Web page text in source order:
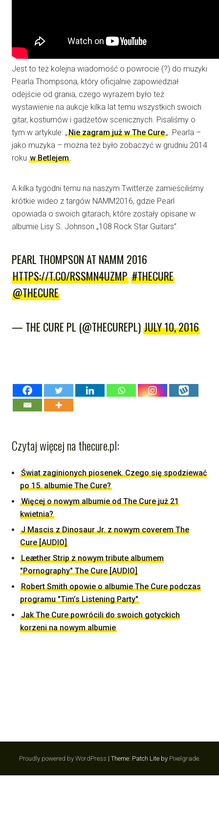
Jest to też kolejna wiadomość o powrocie (?) do muzyki
Pearla Thompsona, który oficjalnie zapowiedział
odejście od grania, czego wyrazem było też
wystawienie na aukcje kilka lat temu wszystkich swoich
gitar, kostiumów i gadżetów scenicznych. Pisaliśmy o
tym w artykule: „Nie zagram już w The Cure„. Pearla –
jako muzyka – można też było zobaczyć w grudniu 2014
roku w Betlejem
A kilka tygodni temu na naszym Twitterze zamieściliśmy
krótkie wideo z targów NAMM2016, gdzie Pearl
opowiada o swoich gitarach, które zostały opisane w
albumie Lisy S. Johnson „108 Rock Star Guitars”.
PEARL THOMPSON AT NAMM 2016
HTTPS://T.CO/RSSMN4UZMP #THECURE
@THECURE
— THE CURE PL (@THECUREPL) JULY 10, 2016
Czytaj więcej na thecure.pl:
Świat zaginionych piosenek. Czego się spodziewać
po 15. albumie The Cure?
Więcej o nowym albumie od The Cure już 21
kwietnia?
J Mascis z Dinosaur Jr. z nowym coverem The
Cure [AUDIO]
Leæther Strip z nowym tribute albumem
"Pornography" The Cure [AUDIO]
Robert Smith opowie o albumie The Cure podczas
programu "Tim’s Listening Party"
Jak The Cure powrócili do swoich gotyckich
korzeni na nowym albumie
Proudly powered by WordPress | Theme: Patch Lite by Pixelgrade.